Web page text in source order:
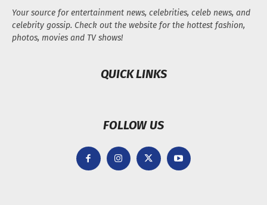
Your source for entertainment news, celebrities, celeb news, and
celebrity gossip. Check out the website for the hottest fashion,
photos, movies and TV shows!
QUICK LINKS
FOLLOW US